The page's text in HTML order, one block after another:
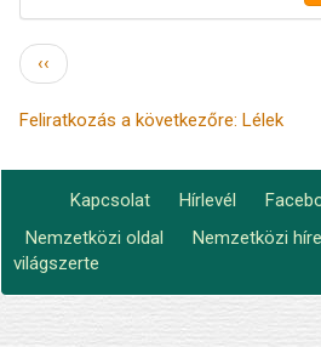
Oldalszámozás
Előző
oldal
‹‹
Feliratkozás a következőre: Lélek
Footer
menu
Kapcsolat Hírlevél
Lábléc2
Nemzetközi oldal Nemzetközi
világszerte